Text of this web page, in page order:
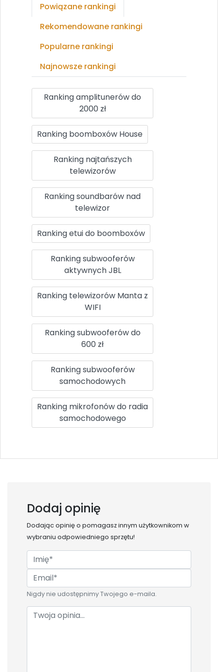
Powiązane rankingi
Rekomendowane rankingi
Popularne rankingi
Najnowsze rankingi
Ranking amplitunerów do
2000 zł
Ranking boomboxów House
Ranking najtańszych
telewizorów
Ranking soundbarów nad
telewizor
Ranking etui do boomboxów
Ranking subwooferów
aktywnych JBL
Ranking telewizorów Manta z
WIFI
Ranking subwooferów do
600 zł
Ranking subwooferów
samochodowych
Ranking mikrofonów do radia
samochodowego
Dodaj opinię
Dodając opinię o pomagasz innym użytkownikom w
wybraniu odpowiedniego sprzętu!
Nigdy nie udostępnimy Twojego e-maila.